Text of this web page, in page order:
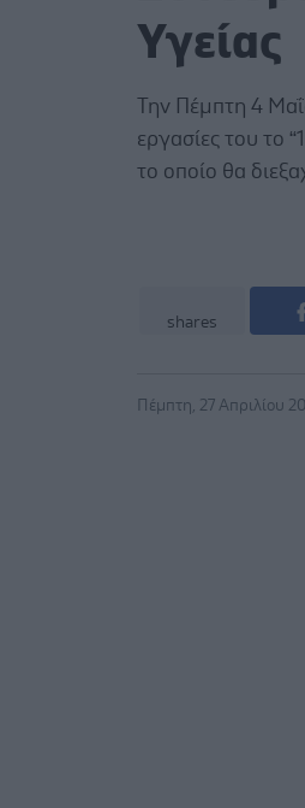
Υγείας
Την Πέμπτη 4
εργασίες του το
το οποίο θα
shares
Πέμπτη, 27 Απριλίου